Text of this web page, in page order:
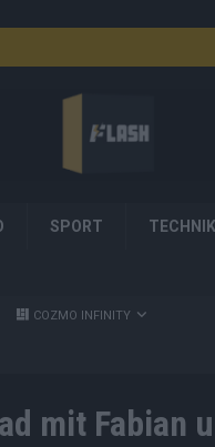
SPORT TECHNIK
COZMO INFINITY
mit Fabian